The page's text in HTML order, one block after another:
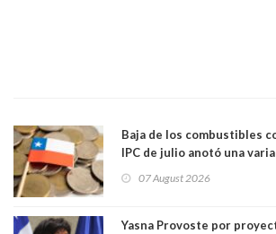
Baja de los combustibles
IPC de julio anotó una
07 August 2026
Yasna Provoste por